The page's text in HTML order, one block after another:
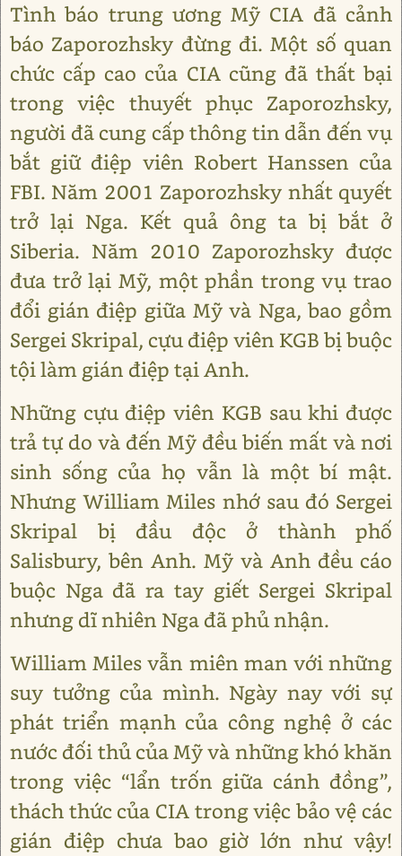
Tình báo trung ương Mỹ CIA đã cảnh
báo Zaporozhsky đừng đi. Một số quan
chức cấp cao của CIA cũng đã thất bại
trong việc thuyết phục Zaporozhsky,
người đã cung cấp thông tin dẫn đến vụ
bắt giữ điệp viên Robert Hanssen của
FBI. Năm 2001 Zaporozhsky nhất quyết
trở lại Nga. Kết quả ông ta bị bắt ở
Siberia. Năm 2010 Zaporozhsky được
đưa trở lại Mỹ, một phần trong vụ trao
đổi gián điệp giữa Mỹ và Nga, bao gồm
Sergei Skripal, cựu điệp viên KGB bị buộc
tội làm gián điệp tại Anh.
Những cựu điệp viên KGB sau khi được
trả tự do và đến Mỹ đều biến mất và nơi
sinh sống của họ vẫn là một bí mật.
Nhưng William Miles nhớ sau đó Sergei
Skripal bị đầu độc ở thành phố
Salisbury, bên Anh. Mỹ và Anh đều cáo
buộc Nga đã ra tay giết Sergei Skripal
nhưng dĩ nhiên Nga đã phủ nhận.
William Miles vẫn miên man với những
suy tưởng của mình. Ngày nay với sự
phát triển mạnh của công nghệ ở các
nước đối thủ của Mỹ và những khó khăn
trong việc “lẩn trốn giữa cánh đồng”,
thách thức của CIA trong việc bảo vệ các
gián điệp chưa bao giờ lớn như vậy!